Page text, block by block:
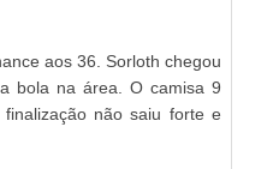
aos 36. Sorloth chegou
bola na área. O camisa 9
não saiu forte e